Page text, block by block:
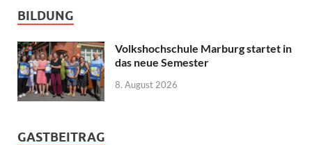
BILDUNG
Volkshochschule Marburg startet in
das neue Semester
8. August 2026
GASTBEITRAG